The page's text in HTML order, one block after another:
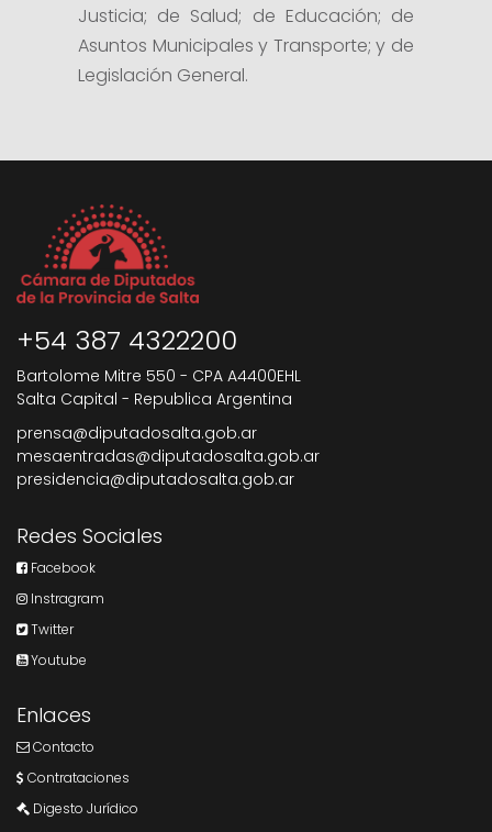
Justicia; de Salud; de Educación; de
Asuntos Municipales y Transporte; y de
Legislación General.
+54 387 4322200
Bartolome Mitre 550 - CPA A4400EHL
Salta Capital - Republica Argentina
prensa@diputadosalta.gob.ar
mesaentradas@diputadosalta.gob.ar
presidencia@diputadosalta.gob.ar
Redes Sociales
Facebook
Instragram
Twitter
Youtube
Enlaces
Contacto
Contrataciones
Digesto Jurídico